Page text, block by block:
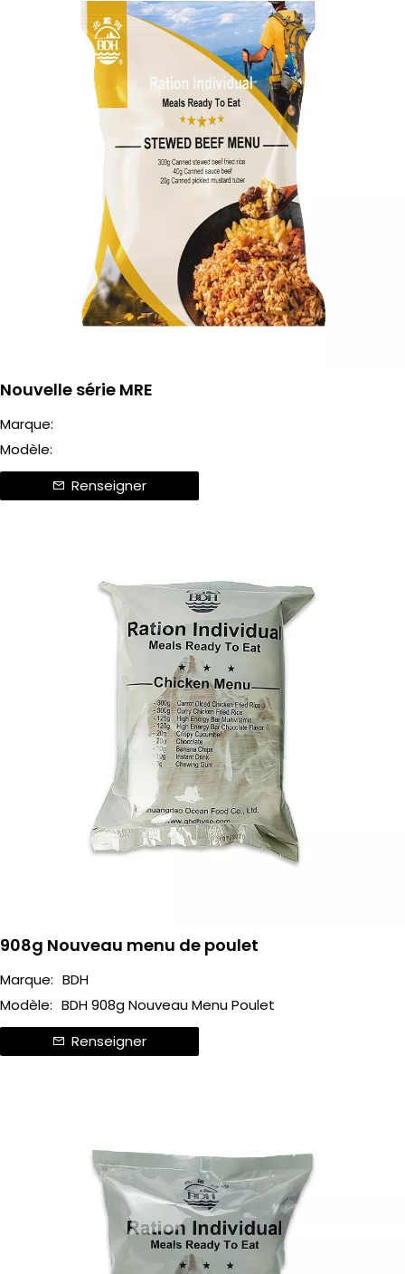
Nouvelle série MRE
Marque:
Modèle:
Renseigner
908g Nouveau menu de poulet
Marque: BDH
Modèle: BDH 908g Nouveau Menu Poulet
Renseigner